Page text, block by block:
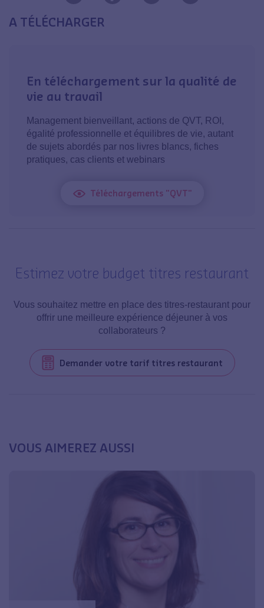
A TÉLÉCHARGER
En téléchargement sur la qualité de
vie au travail
Management bienveillant, actions de QVT, ROI,
égalité professionnelle et équilibres de vie, autant
de sujets abordés par nos livres blancs, fiches
pratiques, cas clients et webinars
Téléchargements "QVT"
Estimez votre budget titres restaurant
Vous souhaitez mettre en place des titres-restaurant pour
offrir une meilleure expérience déjeuner à vos
collaborateurs ?
Demander votre tarif titres restaurant
VOUS AIMEREZ AUSSI